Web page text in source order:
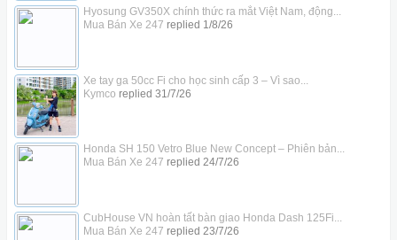
Hyosung GV350X chính thức ra mắt Việt Nam, động...
Mua Bán Xe 247 replied 1/8/26
Xe tay ga 50cc Fi cho học sinh cấp 3 – Vì sao...
Kymco replied 31/7/26
Honda SH 150 Vetro Blue New Concept – Phiên bản...
Mua Bán Xe 247 replied 24/7/26
CubHouse VN hoàn tất bàn giao Honda Dash 125Fi...
Mua Bán Xe 247 replied 23/7/26